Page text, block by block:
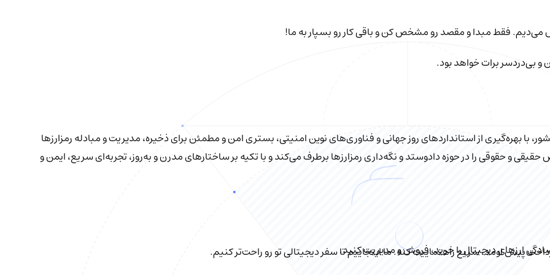
می‌دیم. فقط مبدا و مقصد رو مشخص کن و باقی کار رو بسپار به ما!
و بی‌دردسر برات خواهد بود.
پیش اومد، سریع راهنماییت کنه. ما اینجاییم تا سفر دیجیتالی تو رو راحت‌تر کنیم.
با بهره‌گیری از استانداردهای روز جهانی و فناوری‌های نوین امنیتی، بستری امن و مطمئن برای ذخیره، مدیریت و مبادله رمزارزها
و حقوقی را در حوزه دادوستد و نگه‌داری رمزارزها برطرف می‌کند و با تکیه بر ساختارهای مدرن و به‌روز، تجربه‌ای سریع، ایمن و
ارزهای دیجیتال را خرید، فروش و مدیریت کنید.